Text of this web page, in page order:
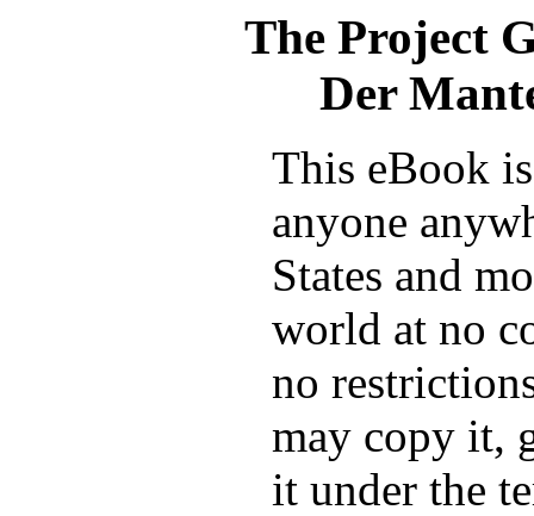
The Project
Der
This eBook
anyone
States and
world at no
no
may copy it,
it under the